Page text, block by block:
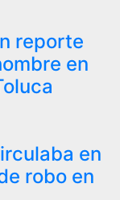
reporte
en
en
robo en